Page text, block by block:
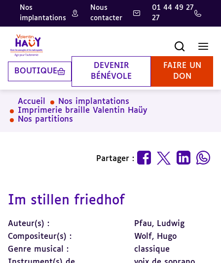
Aller
contenu
principal
Aller
pied
de
page
Aller
la
recherche
Nos
implantations
Nous
contacter
01 44 49 27
27
BOUTIQUE
DEVENIR
BÉNÉVOLE
FAIRE UN
DON
Accueil
Nos implantations
Imprimerie braille Valentin Haüy
Nos partitions
Partager :
Im stillen friedhof
Auteur(s) :
Pfau, Ludwig
Compositeur(s) :
Wolf, Hugo
Genre musical :
classique